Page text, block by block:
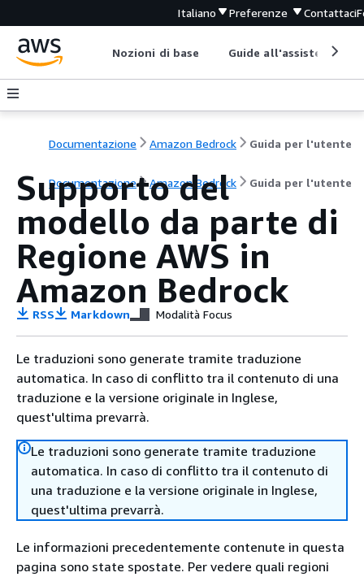
Italiano Preferenze Contattaci
Nozioni di base Guide all'assistenza
Documentazione Amazon Bedrock Guida per l'utente
Documentazione Amazon Bedrock Guida per l'utente
Supporto del
modello da parte di
Regione AWS in
Amazon Bedrock
RSS Markdown Modalità Focus
Le traduzioni sono generate tramite traduzione
automatica. In caso di conflitto tra il contenuto di una
traduzione e la versione originale in Inglese,
quest'ultima prevarrà.
Le traduzioni sono generate tramite traduzione
automatica. In caso di conflitto tra il contenuto di
una traduzione e la versione originale in Inglese,
quest'ultima prevarrà.
Le informazioni precedentemente contenute in questa
pagina sono state spostate. Per vedere quali regioni